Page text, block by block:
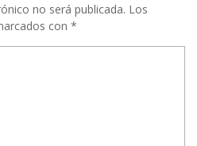
no será publicada. Los
con *